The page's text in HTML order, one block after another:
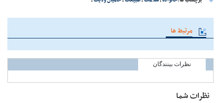
مرتبط ها
نظرات بینندگان
نظرات شما